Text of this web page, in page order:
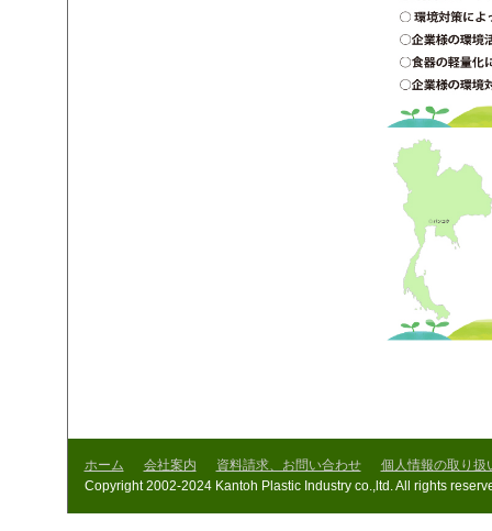
ホーム 会社案内 資料請求、お問い合わせ
個人情報の取り扱
Copyright 2002-2024 Kantoh Plastic Industry co.,ltd. All rights